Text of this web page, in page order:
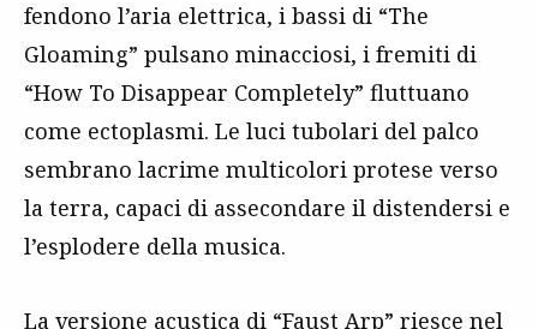
fendono l’aria elettrica, i bassi di “The
Gloaming” pulsano minacciosi, i fremiti di
“How To Disappear Completely” fluttuano
come ectoplasmi. Le luci tubolari del palco
sembrano lacrime multicolori protese verso
la terra, capaci di assecondare il distendersi e
l’esplodere della musica.
La versione acustica di “Faust Arp” riesce nel